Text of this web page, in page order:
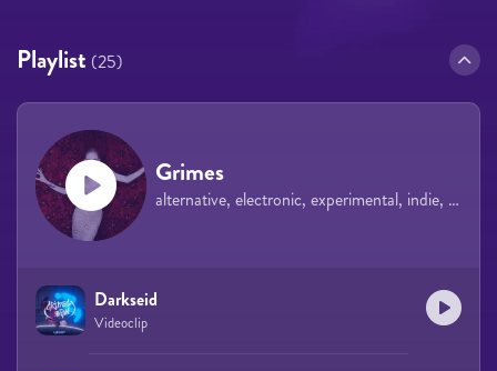
Playlist (25)
Grimes
alternative, electronic, experimental, indie, dream pop
Darkseid
Videoclip